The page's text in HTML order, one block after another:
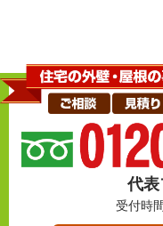
代表
受付時